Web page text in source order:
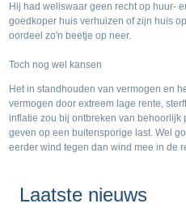
Hij had weliswaar geen recht op huur-
goedkoper huis verhuizen of zijn huis
oordeel zo'n beetje op neer.
Toch nog wel kansen
Het in standhouden van vermogen en
vermogen door extreem lage rente,
inflatie zou bij ontbreken van
geven op een buitensporige last. Wel
eerder wind tegen dan wind mee in de
Laatste nieuws